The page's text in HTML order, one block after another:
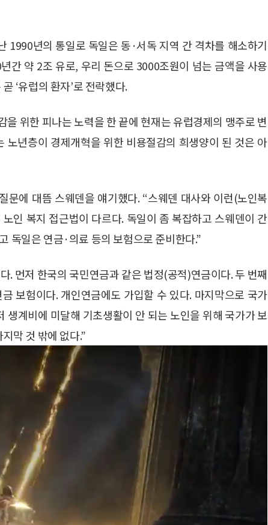
1990년의 통일로 독일은 동·서독 지역 간 격차를 해소하기
간 약 2조 유로, 우리 돈으로 3000조원이 넘는 금액을 사용
‘유럽의 환자’로 전락했다.
위한 피나는 노력을 한 끝에 현재는 유럽경제의 맹주로 변
노년층이 경제개혁을 위한 비용절감의 희생양이 된 것은 아
문에 대뜸 스웨덴을 얘기했다. “스웨덴 대사와 이런(노인복
인 복지 접근법이 다르다. 독일이 좀 복잡하고 스웨덴이 간
독일은 연금·의료 등의 보험으로 준비한다.”
. 먼저 한국의 국민연금과 같은 법정(공적)연금이다. 두 번째
보험이다. 개인연금에도 가입할 수 있다. 마지막으로 국가
생계비에 미달해 기초생활이 안 되는 노인을 위해 국가가 보
막 것 밖에 없다.”